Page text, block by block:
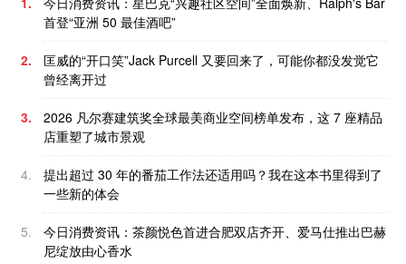
首登“亚洲 50 最佳酒吧”
2.
匡威的“开口笑”Jack Purcell 又要回来了，可能你都没发觉它
曾经离开过
3.
2026 凡尔赛建筑奖全球最美商业空间榜单发布，这 7 座精品
店重塑了城市景观
4.
提出超过 30 年的番茄工作法还适用吗？我在这本书里得到了
一些新的体会
5.
今日消费资讯：茶颜悦色首进合肥双店齐开、爱马仕推出巴赫
尼绽放由心香水